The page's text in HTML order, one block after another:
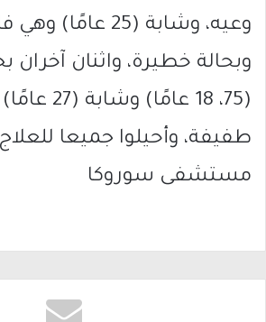
وعيه، وشابة (25
وبحالة خطيرة، واثنان
(75، 18 عامًا)
طفيفة، وأحيلوا جميعا
مستشفى سوروكا